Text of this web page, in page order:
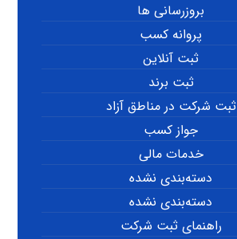
بروزرسانی ها
پروانه کسب
ثبت آنلاین
ثبت برند
ثبت شرکت در مناطق آزاد
جواز کسب
خدمات مالی
دسته‌بندی نشده
دسته‌بندی نشده
راهنمای ثبت شرکت